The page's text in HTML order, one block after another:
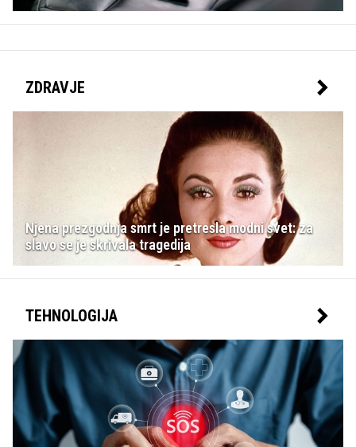
ZDRAVJE
Njena prezgodnja smrt je pretresla modni svet: za
slavo se je skrivala tragedija
TEHNOLOGIJA